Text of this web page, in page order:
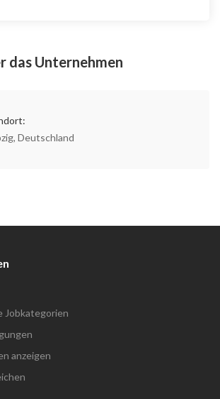
das Unternehmen
Deutschland
Jobkategorien
anzeigen